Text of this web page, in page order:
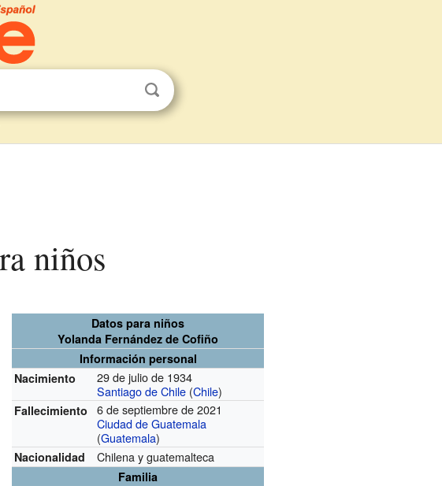
niños
Datos para niños
Yolanda Fernández de Cofiño
Información personal
Nacimiento
29 de julio de 1934
Santiago de Chile (Chile)
Fallecimiento
6 de septiembre de 2021
Ciudad de Guatemala
(Guatemala)
Nacionalidad Chilena y guatemalteca
Familia